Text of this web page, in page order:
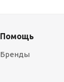
Помощь
Бренды